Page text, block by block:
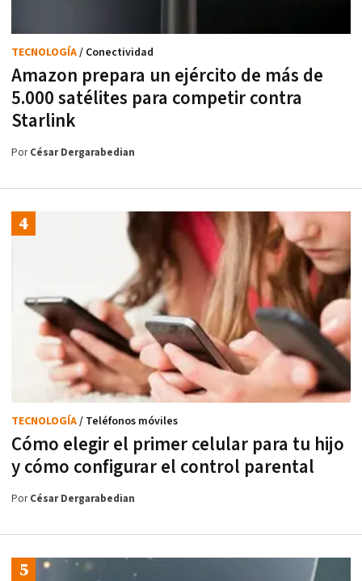
Amazon prepara un ejército de más de
5.000 satélites para competir contra
Starlink
TECNOLOGÍA/ Conectividad
PorCésar Dergarabedian
Cómo elegir el primer celular para tu hijo
y cómo configurar el control parental
TECNOLOGÍA/ Teléfonos móviles
PorCésar Dergarabedian